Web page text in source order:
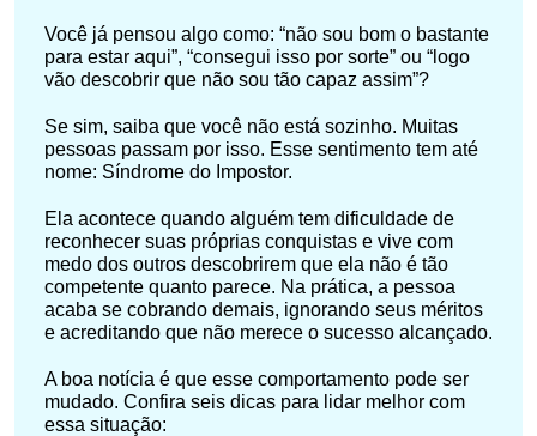
Você já pensou algo como: “não sou bom o bastante
para estar aqui”, “consegui isso por sorte” ou “logo
vão descobrir que não sou tão capaz assim”?
Se sim, saiba que você não está sozinho. Muitas
pessoas passam por isso. Esse sentimento tem até
nome: Síndrome do Impostor.
Ela acontece quando alguém tem dificuldade de
reconhecer suas próprias conquistas e vive com
medo dos outros descobrirem que ela não é tão
competente quanto parece. Na prática, a pessoa
acaba se cobrando demais, ignorando seus méritos
e acreditando que não merece o sucesso alcançado.
A boa notícia é que esse comportamento pode ser
mudado. Confira seis dicas para lidar melhor com
essa situação: